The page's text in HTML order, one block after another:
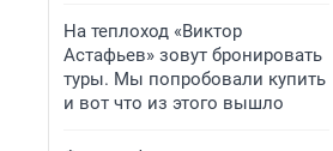
На теплоход «Виктор
Астафьев» зовут бронировать
туры. Мы попробовали купить
и вот что из этого вышло